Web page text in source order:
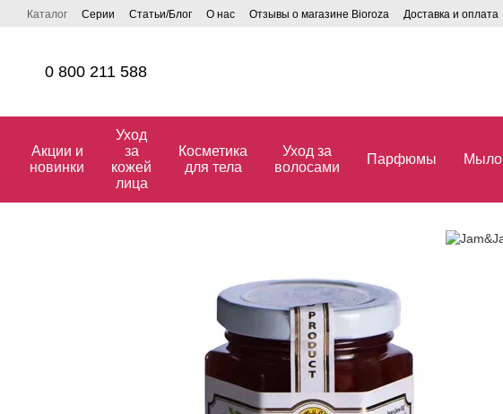
Перейти к основному контенту
Каталог Серии Статьи/Блог О нас Отзывы о магазине Bioroza Доставка и оплата
0 800 211 588
Акции и
новинки
Уход
за
кожей
лица
Косметика
для тела
Уход за
волосами
Парфюмы Мыло